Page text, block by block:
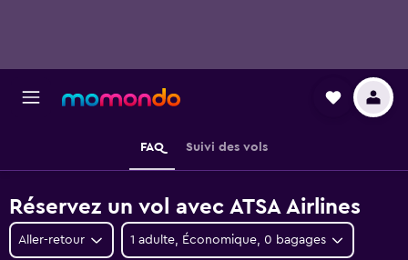
FAQ Suivi des vols
Réservez un vol avec ATSA Airlines
Aller-retour 1 adulte, Économique, 0 bagages